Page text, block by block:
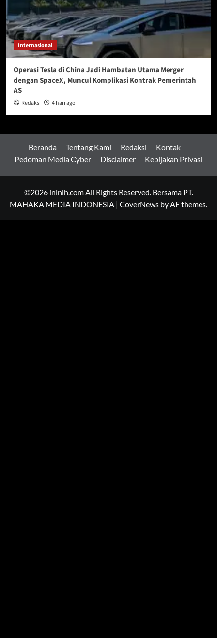
Internasional
Operasi Tesla di China Jadi Hambatan Utama Merger
dengan SpaceX, Muncul Komplikasi Kontrak Pemerintah
AS
Redaksi 4 hari ago
Beranda Tentang Kami Redaksi
Kontak
Pedoman Media Cyber
Disclaimer Kebijakan Privasi
©2026 ininih.com All Rights Reserved. Bersama PT.
MAHAKA MEDIA INDONESIA | CoverNews by AF themes.